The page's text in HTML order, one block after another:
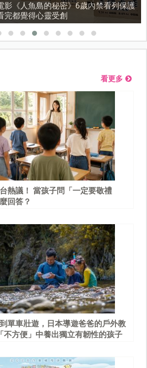
影《人魚島的秘密》6歲內禁看列保護
完都覺得心靈受創
看更多
熱議！ 當孩子問「一定要敬禮
回答？
單車壯遊，日本導遊爸爸的戶外教
不方便」中養出獨立有韌性的孩子